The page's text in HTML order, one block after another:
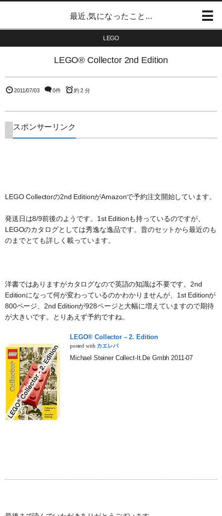
最近,気になったこと...
LEGO
LEGO® Collector 2nd Edition
2011/07/03 0件 約 2 分
スポンサーリンク
LEGO Collectorの2nd EditionがAmazonで予約注文開始しています。
発送日は8/9前後のようです。1st Editionも持っているのですが、
LEGOのカタログとしては秀逸な逸品です。昔のセットから最近のも
のまでとても詳しく載っています。
洋書ではありますがカタログなので英語の知識は不要です。2nd
Editionになって何が変わっているのかわかりませんが、1st Editionが
800ページ、2nd Editionが928ページと大幅に増えていますので期待
が大きいです。とりあえず予約ですね。
LEGO® Collector – 2. Edition
posted with カエレバ
Michael Steiner Collect-It.De Gmbh 2011-07